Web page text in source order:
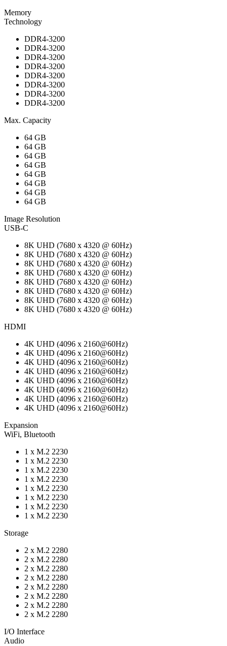
Memory
Technology
DDR4-3200
DDR4-3200
DDR4-3200
DDR4-3200
DDR4-3200
DDR4-3200
DDR4-3200
DDR4-3200
Max. Capacity
64 GB
64 GB
64 GB
64 GB
64 GB
64 GB
64 GB
64 GB
Image Resolution
USB-C
8K UHD (7680 x 4320 @ 60Hz)
8K UHD (7680 x 4320 @ 60Hz)
8K UHD (7680 x 4320 @ 60Hz)
8K UHD (7680 x 4320 @ 60Hz)
8K UHD (7680 x 4320 @ 60Hz)
8K UHD (7680 x 4320 @ 60Hz)
8K UHD (7680 x 4320 @ 60Hz)
8K UHD (7680 x 4320 @ 60Hz)
HDMI
4K UHD (4096 x 2160@60Hz)
4K UHD (4096 x 2160@60Hz)
4K UHD (4096 x 2160@60Hz)
4K UHD (4096 x 2160@60Hz)
4K UHD (4096 x 2160@60Hz)
4K UHD (4096 x 2160@60Hz)
4K UHD (4096 x 2160@60Hz)
4K UHD (4096 x 2160@60Hz)
Expansion
WiFi, Bluetooth
1 x M.2 2230
1 x M.2 2230
1 x M.2 2230
1 x M.2 2230
1 x M.2 2230
1 x M.2 2230
1 x M.2 2230
1 x M.2 2230
Storage
2 x M.2 2280
2 x M.2 2280
2 x M.2 2280
2 x M.2 2280
2 x M.2 2280
2 x M.2 2280
2 x M.2 2280
2 x M.2 2280
I/O Interface
Audio